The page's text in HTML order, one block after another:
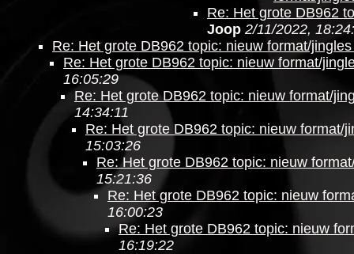
Re: Het grote DB962
Joop 2/11/2022,
Re: Het grote DB962 topic: nieuw format/
Re: Het grote DB962 topic: nieuw format/
16:05:29
Re: Het grote DB962 topic: nieuw format/
14:34:11
Re: Het grote DB962 topic: nieuw format/
15:03:26
Re: Het grote DB962 topic: nieuw
15:21:36
Re: Het grote DB962 topic: nieuw
16:00:23
Re: Het grote DB962 topic: nieuw
16:19:22